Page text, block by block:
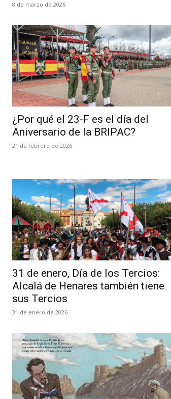
8 de marzo de 2026
¿Por qué el 23-F es el día del
Aniversario de la BRIPAC?
21 de febrero de 2026
31 de enero, Día de los Tercios:
Alcalá de Henares también tiene
sus Tercios
31 de enero de 2026